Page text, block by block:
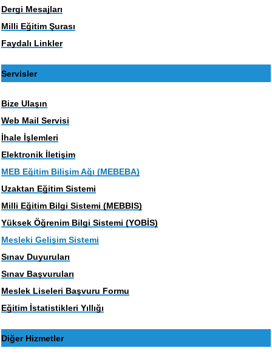
Dergi Mesajları
Milli Eğitim Şurası
Faydalı Linkler
Servisler
Bize Ulaşın
Web Mail Servisi
İhale İşlemleri
Elektronik İletişim
MEB Eğitim Bilişim Ağı (MEBEBA)
Uzaktan Eğitim Sistemi
Milli Eğitim Bilgi Sistemi (MEBBIS)
Yüksek Öğrenim Bilgi Sistemi (YOBİS)
Mesleki Gelişim Sistemi
Sınav Duyuruları
Sınav Başvuruları
Meslek Liseleri Başvuru Formu
Eğitim İstatistikleri Yıllığı
Diğer Hizmetler